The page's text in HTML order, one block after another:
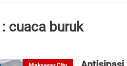
cuaca buruk